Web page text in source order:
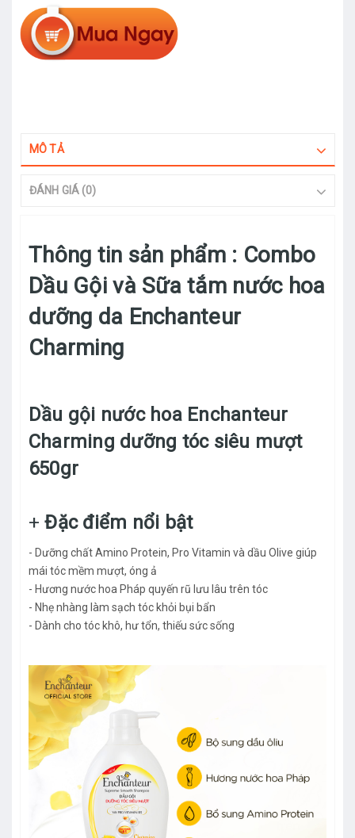
MÔ TẢ
ĐÁNH GIÁ (0)
Thông tin sản phẩm : Combo
Dầu Gội và Sữa tắm nước hoa
dưỡng da Enchanteur
Charming
Dầu gội nước hoa Enchanteur
Charming dưỡng tóc siêu mượt
650gr
+Đặc điểm nổi bật
- Dưỡng chất Amino Protein, Pro Vitamin và dầu Olive giúp
mái tóc mềm mượt, óng ả
- Hương nước hoa Pháp quyến rũ lưu lâu trên tóc
- Nhẹ nhàng làm sạch tóc khỏi bụi bẩn
- Dành cho tóc khô, hư tổn, thiếu sức sống